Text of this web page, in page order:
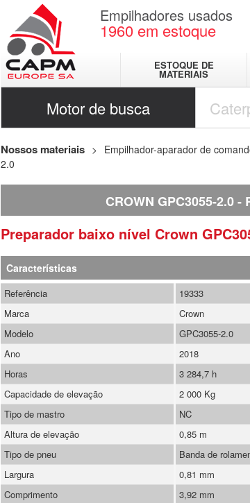
Empilhadores usados
1960 em estoque
ESTOQUE DE
MATERIAIS
Motor de busca
Nossos materiais Empilhador-aparador de
2.0
CROWN GPC3055-2.0
Preparador baixo nível Crown
Características
Referência
19333
Marca
Crown
Modelo
GPC3055-2.0
Ano
2018
Horas
3 284,7 h
Capacidade de elevação
2 000 Kg
Tipo de mastro
NC
Altura de elevação
0,85 m
Tipo de pneu
Banda de
Largura
0,81 mm
Comprimento
3,92 mm